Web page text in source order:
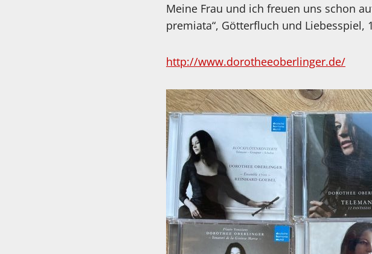
Meine Frau und ich freuen uns schon
premiata“, Götterfluch und Liebesspiel,
http://www.dorotheeoberlinger.de/